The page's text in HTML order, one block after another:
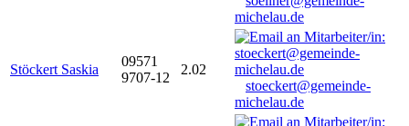
michelau.de
Stöckert Saskia
09571
9707-12
2.02
stoeckert@gemeinde-
michelau.de